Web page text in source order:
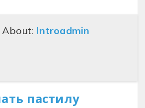
About: Introadmin
пастилу